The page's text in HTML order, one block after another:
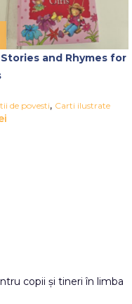
and Rhymes for
de povesti, Carti ilustrate
copii și tineri în limba